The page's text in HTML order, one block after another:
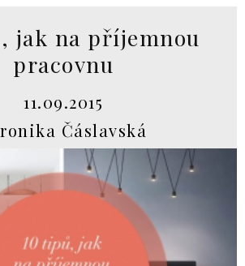
jak na příjemnou
pracovnu
11.09.2015
Čáslavská